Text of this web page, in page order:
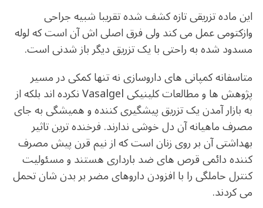
این ماده تزریقی تازه کشف شده تقریبا شبیه جراحی
وازکتومی عمل می کند ولی فرق اصلی اش آن است که لوله
مسدود شده به راحتی با یک تزریق دیگر باز شدنی است.
متاسفانه کمپانی های داروسازی نه تنها کمکی در مسیر
پژوهش ها و مطالعات کلینیکی Vasalgel نکرده اند بلکه از
به بازار آمدن یک تزریق پیشگیری کننده و همیشگی به جای
مصرف ماهیانه آن دل خوشی ندارند. فرخنده ترین تاثیر
بهداشتی آن بر روی زنان است که از نیم قرن پیش مصرف
کننده دائمی قرص های ضد بارداری هستند و مسئولیت
کنترل حاملگی را با افزودن داروهای مضر بر بدن شان تحمل
می کردند.